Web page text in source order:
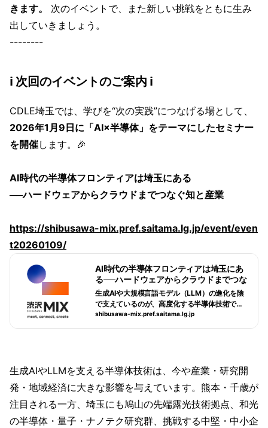
きます。
次のイベントで、また新しい挑戦をともに生み
出していきましょう。
--------
ℹ️ 次回のイベントのご案内 ℹ️
CDLE埼玉では、学びを“次の実践”につなげる場として、
2026年1月9日に「AI×半導体」をテーマにしたセミナー
を開催します。🎉
AI時代の半導体フロンティアは埼玉にある
──ハードウェアからクラウドまでつなぐ知と産業
https://shibusawa-mix.pref.saitama.lg.jp/event/even
t20260109/
AI時代の半導体フロンティアは埼玉にあ
る──ハードウェアからクラウドまでつな
ぐ知と産業 | 渋沢MIX
生成AIや大規模言語モデル（LLM）の進化を陰
で支えているのが、高度化する半導体技術で
す。その計算能力の飛躍は、AIの可能性を押し
準の露光技術を扱う鳩山の研究施設や、次世代
さらには先進的な技術に挑む中堅・中小の半導
体関連企業の存在が、産業創出とオープンイノ
ベーションの基盤となりつつあります。日本資
本主義の礎を築いた渋沢栄一の精神に重ねるよ
shibusawa-mix.pref.saitama.lg.jp
生成AIやLLMを支える半導体技術は、今や産業・研究開
発・地域経済に大きな影響を与えています。熊本・千歳が
注目される一方、埼玉にも鳩山の先端露光技術拠点、和光
の半導体・量子・ナノテク研究群、挑戦する中堅・中小企